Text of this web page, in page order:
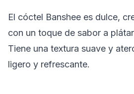
El cóctel Banshee es dulce,
con un toque de sabor a
Tiene una textura suave y
ligero y refrescante.